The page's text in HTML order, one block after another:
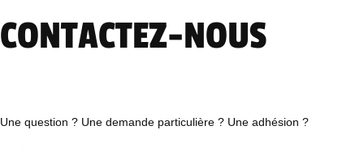
CONTACTEZ-NOUS
Une question ? Une demande particulière ? Une adhésion ?